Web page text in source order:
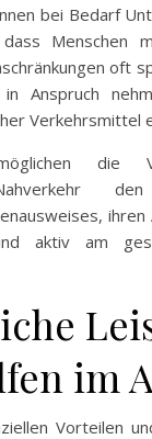
bei Bedarf
Menschen
oft
Anspruch
Verkehrsmittel
die
aktiv am
im
Vorteilen